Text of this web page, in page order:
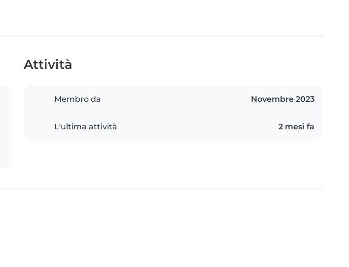
Attività
Membro da Novembre 2023
L'ultima attività 2 mesi fa